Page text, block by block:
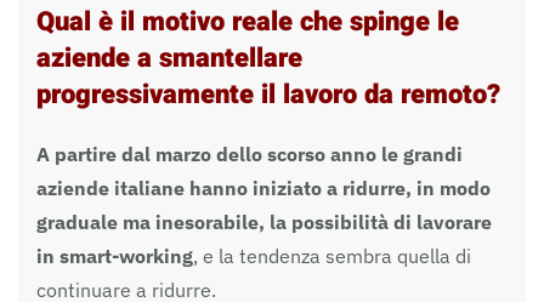
Qual è il motivo reale che spinge le
aziende a smantellare
progressivamente il lavoro da remoto?
A partire dal marzo dello scorso anno le grandi
aziende italiane hanno iniziato a ridurre, in modo
graduale ma inesorabile, la possibilità di lavorare
in smart-working, e la tendenza sembra quella di
continuare a ridurre.